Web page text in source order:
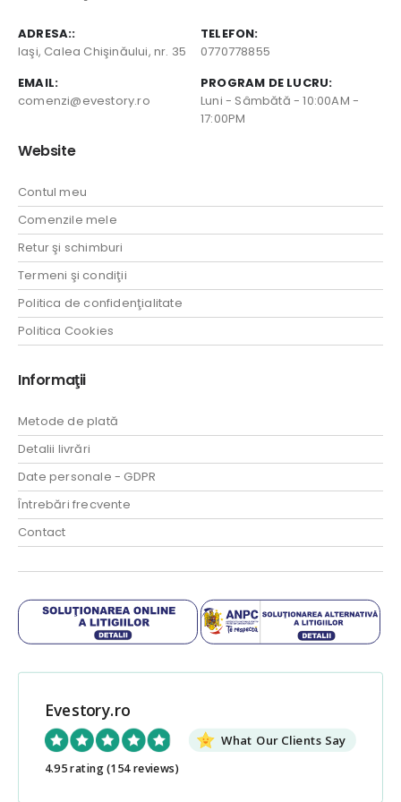
ADRESA::
Iaşi, Calea Chişinăului, nr. 35
TELEFON:
0770778855
EMAIL:
comenzi@evestory.ro
PROGRAM DE LUCRU:
Luni - Sâmbătă - 10:00AM -
17:00PM
Website
Contul meu
Comenzile mele
Retur şi schimburi
Termeni şi condiţii
Politica de confidenţialitate
Politica Cookies
Informaţii
Metode de plată
Detalii livrări
Date personale - GDPR
Întrebări frecvente
Contact
Evestory.ro
What Our Clients Say
4.95 rating(154 reviews)